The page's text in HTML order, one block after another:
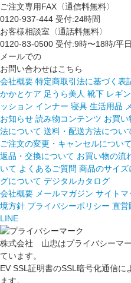
ご注文専用FAX〈通信料無料〉
0120-937-444 受付:24時間
お客様相談室〈通話料無料〉
0120-83-0500 受付:9時〜18時/平日
メールでの
お問い合わせはこちら
会社概要 特定商取引法に基づく表
かかとケア 足うら美人 靴下 レギ
ッション インナー 寝具 生活用品
お知らせ 読み物コンテンツ お買い
法について 送料・配送方法につい
ご注文の変更・キャンセルについて
返品・交換について お買い物の流
いて よくあるご質問 商品のサイズ
グについて デジタルカタログ
会社概要 メールマガジン サイトマ
境方針 プライバシーポリシー 直営
LINE
株式会社 山忠はプライバシーマ
ています。
EV SSL証明書のSSL暗号化通信
ます。